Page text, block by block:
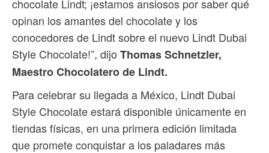
chocolate Lindt; ¡estamos ansiosos por saber qué
opinan los amantes del chocolate y los
conocedores de Lindt sobre el nuevo Lindt Dubai
Style Chocolate!”, dijo Thomas Schnetzler,
Maestro Chocolatero de Lindt.
Para celebrar su llegada a México, Lindt Dubai
Style Chocolate estará disponible únicamente en
tiendas físicas, en una primera edición limitada
que promete conquistar a los paladares más